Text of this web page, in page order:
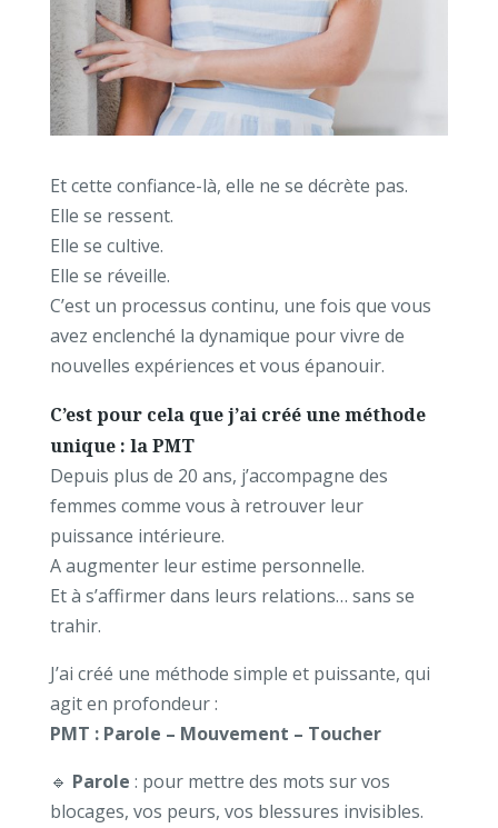
Et cette confiance-là, elle ne se décrète pas.
Elle se ressent.
Elle se cultive.
Elle se réveille.
C’est un processus continu, une fois que vous
avez enclenché la dynamique pour vivre de
nouvelles expériences et vous épanouir.
C’est pour cela que j’ai créé une méthode
unique : la PMT
Depuis plus de 20 ans, j’accompagne des
femmes comme vous à retrouver leur
puissance intérieure.
A augmenter leur estime personnelle.
Et à s’affirmer dans leurs relations… sans se
trahir.
J’ai créé une méthode simple et puissante, qui
agit en profondeur :
PMT : Parole – Mouvement – Toucher
🔹 Parole : pour mettre des mots sur vos
blocages, vos peurs, vos blessures invisibles.